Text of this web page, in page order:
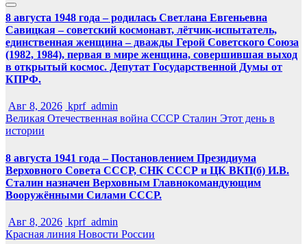
8 августа 1948 года – родилась Светлана Евгеньевна
Савицкая – советский космонавт, лётчик-испытатель,
единственная женщина – дважды Герой Советского Союза
(1982, 1984), первая в мире женщина, совершившая выход
в открытый космос. Депутат Государственной Думы от
КПРФ.
Авг 8, 2026 kprf_admin
Великая Отечественная война СССР Сталин Этот день в
истории
8 августа 1941 года – Постановлением Президиума
Верховного Совета СССР, СНК СССР и ЦК ВКП(б) И.В.
Сталин назначен Верховным Главнокомандующим
Вооружёнными Силами СССР.
Авг 8, 2026 kprf_admin
Красная линия Новости России